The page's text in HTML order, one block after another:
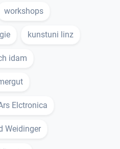
workshops
kunstuni linz
idam
Elctronica
Weidinger